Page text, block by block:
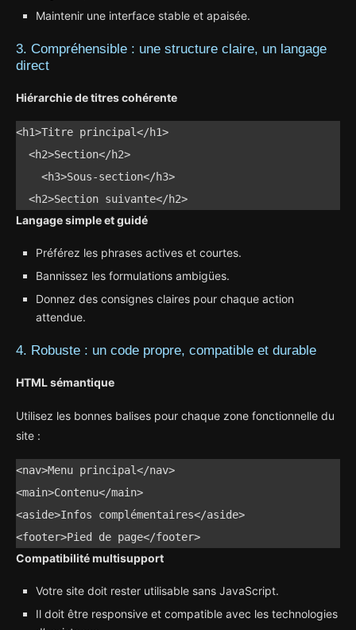
Maintenir une interface stable et apaisée.
3. Compréhensible : une structure claire, un langage
direct
Hiérarchie de titres cohérente
<h1>Titre principal</h1>
  <h2>Section suivante</h2>
Langage simple et guidé
Préférez les phrases actives et courtes.
Bannissez les formulations ambigües.
Donnez des consignes claires pour chaque action
attendue.
4. Robuste : un code propre, compatible et durable
HTML sémantique
Utilisez les bonnes balises pour chaque zone fonctionnelle du
site :
<nav>Menu principal</nav>
<main>Contenu</main>
<aside>Infos complémentaires</aside>
<footer>Pied de page</footer>
Compatibilité multisupport
Votre site doit rester utilisable sans JavaScript.
Il doit être responsive et compatible avec les technologies